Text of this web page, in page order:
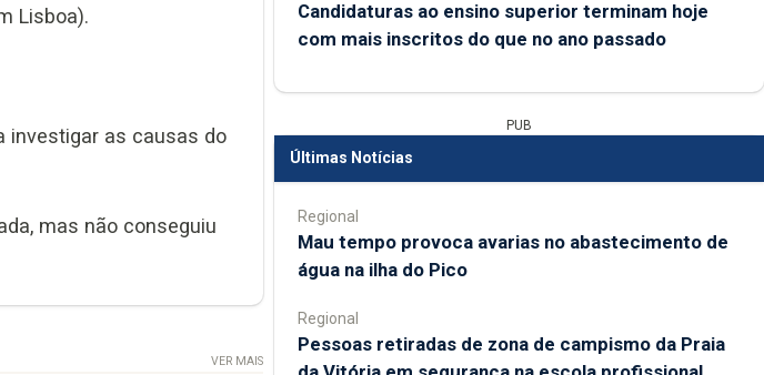
Lisboa).
investigar as causas do
mas não conseguiu
VER MAIS
Candidaturas ao ensino superior terminam hoje
com mais inscritos do que no ano passado
PUB
Últimas Notícias
Regional
Mau tempo provoca avarias no abastecimento de
água na ilha do Pico
Regional
Pessoas retiradas de zona de campismo da Praia